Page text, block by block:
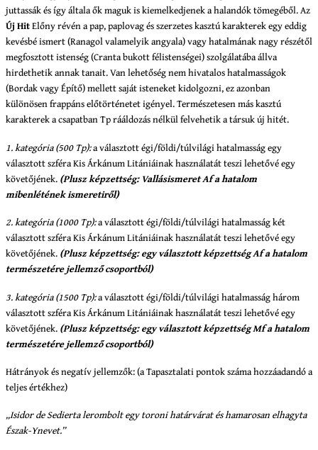
juttassák és így általa ők maguk is kiemelkedjenek a halandók tömegéből. Az
Új HitElőny révén a pap, paplovag és szerzetes kasztú karakterek egy eddig
kevésbé ismert (Ranagol valamelyik angyala) vagy hatalmának nagy részétől
megfosztott istenség (Cranta bukott félistenségei) szolgálatába állva
hirdethetik annak tanait. Van lehetőség nem hivatalos hatalmasságok
(Bordak vagy Építő) mellett saját isteneket kidolgozni, ez azonban
különösen frappáns előtörténetet igényel. Természetesen más kasztú
karakterek a csapatban Tp rááldozás nélkül felvehetik a társuk új hitét.
1. kategória (500 Tp):a választott égi/földi/túlvilági hatalmasság egy
választott szféra Kis Árkánum Litániáinak használatát teszi lehetővé egy
követőjének. (Plusz képzettség: Vallásismeret Af a hatalom
mibenlétének ismeretiről)
2. kategória (1000 Tp):a választott égi/földi/túlvilági hatalmasság két
választott szféra Kis Árkánum Litániáinak használatát teszi lehetővé egy
követőjének. (Plusz képzettség: egy választott képzettség Af a hatalom
természetére jellemző csoportból)
3. kategória (1500 Tp):a választott égi/földi/túlvilági hatalmasság három
választott szféra Kis Árkánum Litániáinak használatát teszi lehetővé egy
követőjének. (Plusz képzettség: egy választott képzettség Mf a hatalom
természetére jellemző csoportból)
Hátrányok és negatív jellemzők: (a Tapasztalati pontok száma hozzáadandó a
teljes értékhez)
„Isidor de Sedierta lerombolt egy toroni határvárat és hamarosan elhagyta
Észak-Ynevet.”